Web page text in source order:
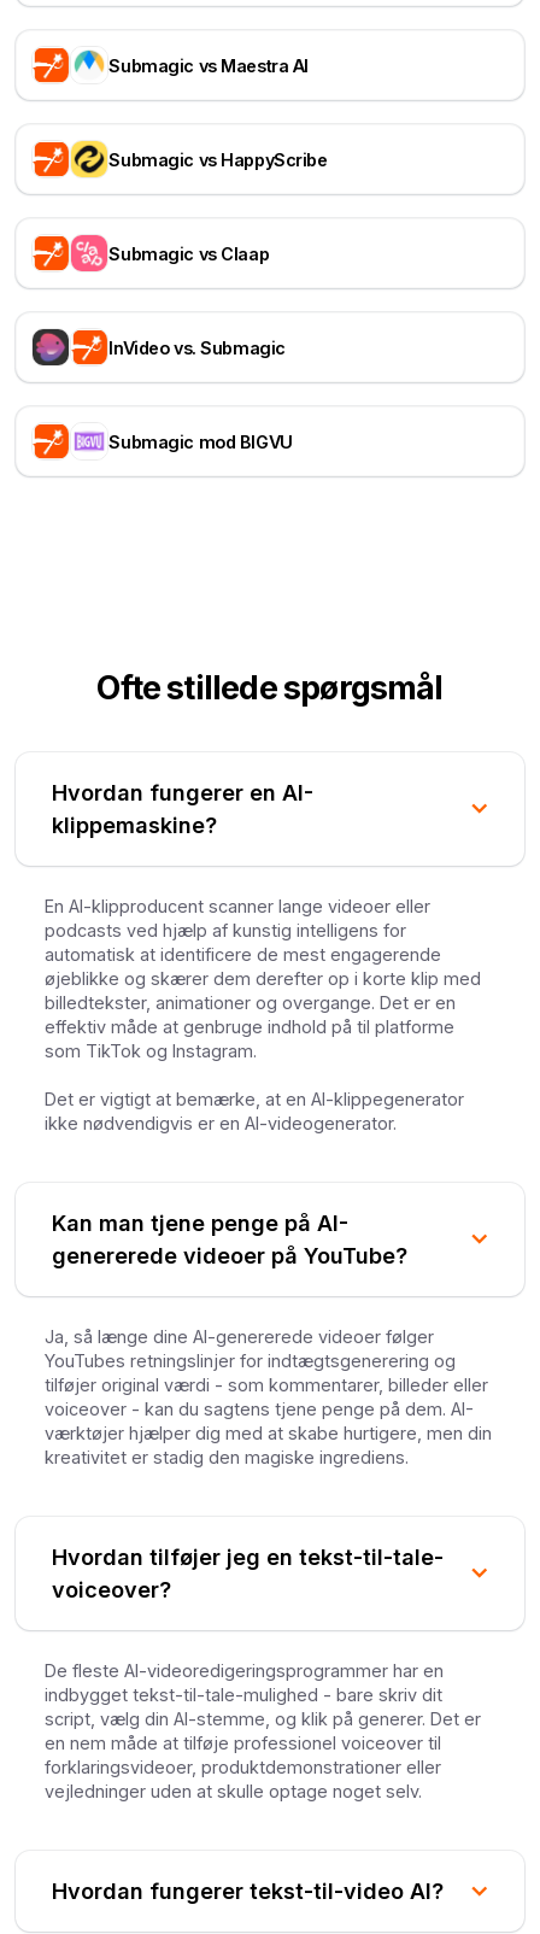
Submagic vs Maestra AI
Submagic vs HappyScribe
Submagic vs Claap
InVideo vs. Submagic
Submagic mod BIGVU
Ofte stillede spørgsmål
Hvordan fungerer en AI-
klippemaskine?
En AI-klipproducent scanner lange videoer eller
podcasts ved hjælp af kunstig intelligens for
automatisk at identificere de mest engagerende
øjeblikke og skærer dem derefter op i korte klip med
billedtekster, animationer og overgange. Det er en
effektiv måde at genbruge indhold på til platforme
som TikTok og Instagram.
Det er vigtigt at bemærke, at en AI-klippegenerator
ikke nødvendigvis er en AI-videogenerator.
Kan man tjene penge på AI-
genererede videoer på YouTube?
Ja, så længe dine AI-genererede videoer følger
YouTubes retningslinjer for indtægtsgenerering og
tilføjer original værdi - som kommentarer, billeder eller
voiceover - kan du sagtens tjene penge på dem. AI-
værktøjer hjælper dig med at skabe hurtigere, men din
kreativitet er stadig den magiske ingrediens.
Hvordan tilføjer jeg en tekst-til-tale-
voiceover?
De fleste AI-videoredigeringsprogrammer har en
indbygget tekst-til-tale-mulighed - bare skriv dit
script, vælg din AI-stemme, og klik på generer. Det er
en nem måde at tilføje professionel voiceover til
forklaringsvideoer, produktdemonstrationer eller
vejledninger uden at skulle optage noget selv.
Hvordan fungerer tekst-til-video AI?